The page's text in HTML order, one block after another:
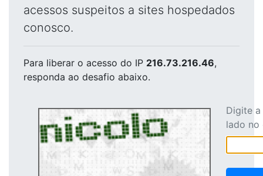
acessos suspeitos a sites hospedados
conosco.
Para liberar o acesso do IP 216.73.216.46,
responda ao desafio abaixo.
Digite
lado no